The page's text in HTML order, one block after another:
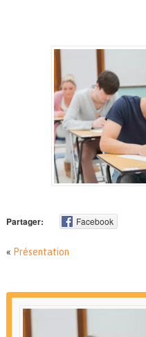
Partager: Facebook
« Présentation